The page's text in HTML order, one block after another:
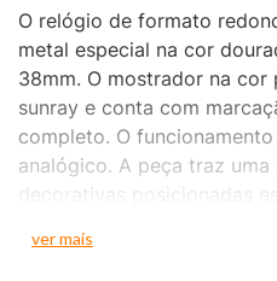
O relógio de formato
metal especial na cor
38mm. O mostrador na
sunray e conta com
completo. O
analógico. A peça traz
decorativas posicionadas
dourada, equipada com
ver mais